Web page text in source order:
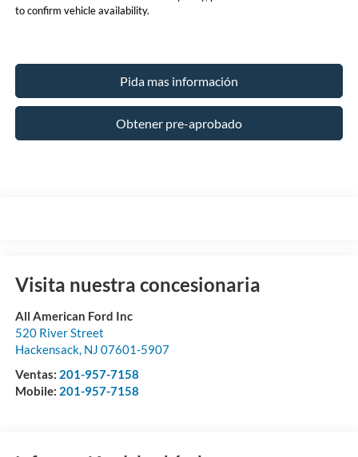
to confirm vehicle availability.
Pida mas información
Obtener pre-aprobado
Visita nuestra concesionaria
All American Ford Inc
520 River Street
Hackensack, NJ 07601-5907
Ventas: 201-957-7158
Mobile: 201-957-7158